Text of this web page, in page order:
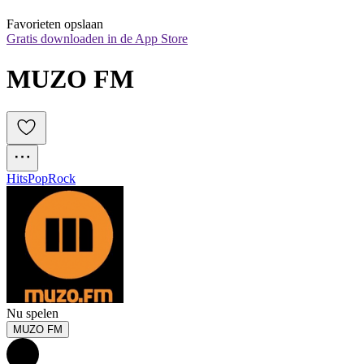
Favorieten opslaan
Gratis downloaden in de App Store
MUZO FM
HitsPopRock
Nu spelen
MUZO FM